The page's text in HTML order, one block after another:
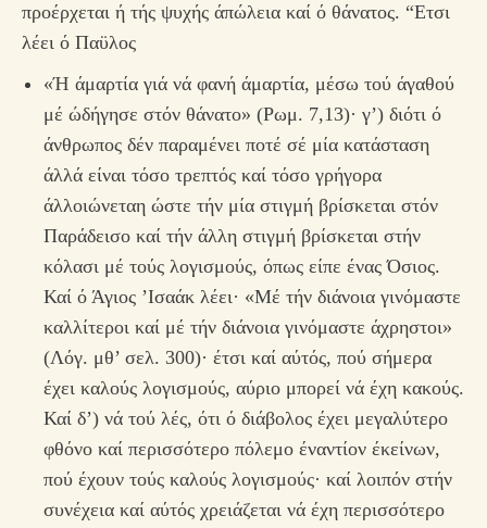
προέρχεται ή τής ψυχής άπώλεια καί ό θάνατος. “Ετσι
λέει ό Παϋλος
«Ή άμαρτία γιά νά φανή άμαρτία, μέσω τού άγαθού
μέ ώδήγησε στόν θάνατο» (Ρωμ. 7,13)· γ’) διότι ό
άνθρωπος δέν παραμένει ποτέ σέ μία κατάσταση
άλλά είναι τόσο τρεπτός καί τόσο γρήγορα
άλλοιώνεταη ώστε τήν μία στιγμή βρίσκεται στόν
Παράδεισο καί τήν άλλη στιγμή βρίσκεται στήν
κόλασι μέ τούς λογισμούς, όπως είπε ένας Όσιος.
Καί ό Άγιος ’Ισαάκ λέει· «Μέ τήν διάνοια γινόμαστε
καλλίτεροι καί μέ τήν διάνοια γινόμαστε άχρηστοι»
(Λόγ. μθ’ σελ. 300)· έτσι καί αύτός, πού σήμερα
έχει καλούς λογισμούς, αύριο μπορεί νά έχη κακούς.
Καί δ’) νά τού λές, ότι ό διάβολος έχει μεγαλύτερο
φθόνο καί περισσότερο πόλεμο έναντίον έκείνων,
πού έχουν τούς καλούς λογισμούς· καί λοιπόν στήν
συνέχεια καί αύτός χρειάζεται νά έχη περισσότερο